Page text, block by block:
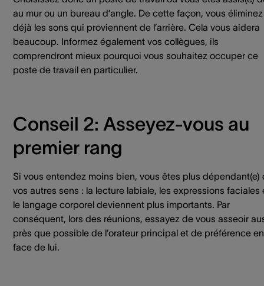
au mur ou un bureau d’angle. De cette façon, vous éliminez
déjà les sons qui proviennent de l’arrière. Cela vous aidera
beaucoup. Informez également vos collègues, ils
comprendront mieux pourquoi vous souhaitez occuper ce
poste de travail en particulier.
Conseil 2: Asseyez-vous au
premier rang
Si vous entendez moins bien, vous êtes plus dépendant(e)
vos autres sens : la lecture labiale, les expressions faciales
le langage corporel deviennent plus importants. Par
conséquent, lors des réunions, essayez de vous asseoir
près que possible de l’orateur principal et de préférence en
face de lui.